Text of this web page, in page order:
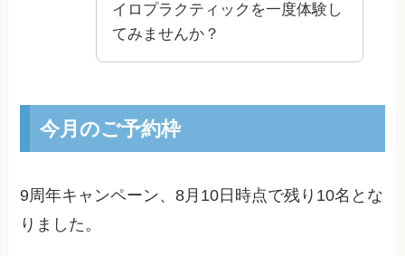
イロプラクティックを一度体験し
てみませんか？
今月のご予約枠
9周年キャンペーン、8月10日 時点で残り 10名とな
りました。